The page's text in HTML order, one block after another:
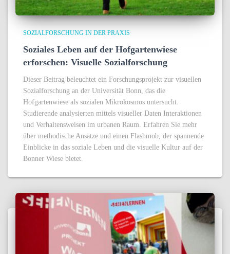
SOZIALFORSCHUNG IN DER PRAXIS
Soziales Leben auf der Hofgartenwiese
erforschen: Visuelle Sozialforschung
Dieser Beitrag beleuchtet ein Forschungsprojekt zur visuellen
Sozialforschung an der Universität Bonn, das die
Hofgartenwiese als sozialen Mikrokosmos untersucht.
Studierende analysierten mittels visueller Daten Interaktionen
und Verhaltensweisen im urbanen Raum. Erfahren Sie mehr
über methodische Ansätze und einen Flashmob, der spannende
Einblicke in das soziale Leben und die visuelle Kultur auf der
Bonner Wiese bietet.